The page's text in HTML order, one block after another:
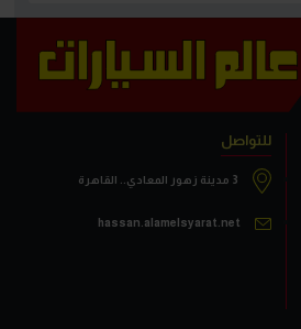
للتواصل
3 مدينة زهور المعادي.. القاهرة
hassan.alamelsyarat.net